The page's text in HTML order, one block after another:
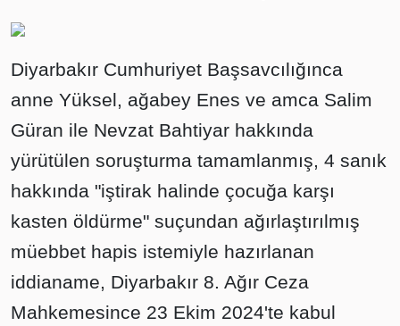
Diyarbakır Cumhuriyet Başsavcılığınca
anne Yüksel, ağabey Enes ve amca Salim
Güran ile Nevzat Bahtiyar hakkında
yürütülen soruşturma tamamlanmış, 4 sanık
hakkında "iştirak halinde çocuğa karşı
kasten öldürme" suçundan ağırlaştırılmış
müebbet hapis istemiyle hazırlanan
iddianame, Diyarbakır 8. Ağır Ceza
Mahkemesince 23 Ekim 2024'te kabul